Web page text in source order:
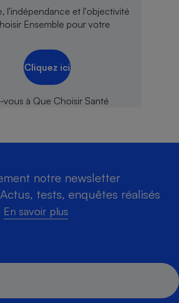
l'indépendance et l'objectivité
Ensemble pour votre
Cliquez ici
notre newsletter
tests, enquêtes réalisés
En savoir plus